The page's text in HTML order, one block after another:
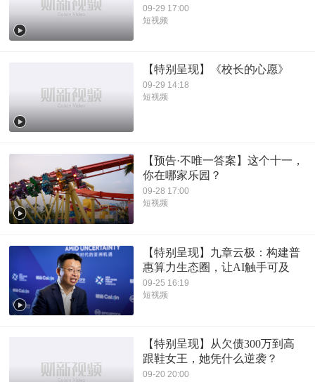
09-29 17:00
短视频
【特别呈现】《校长的心愿》
09-29 14:18
短视频
【预告·不唯一答案】这个十一，
你在哪家乐园？
09-28 17:00
短视频
【特别呈现】九章云极：构建普
惠算力生态圈，让AI触手可及
09-25 16:19
短视频
【特别呈现】从欠债300万到高
跟鞋女王，她凭什么逆袭？
09-20 20:00